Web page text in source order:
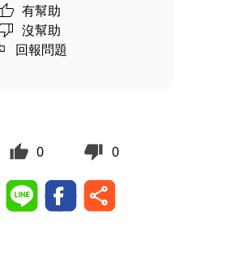
有幫助
沒幫助
回報問題
0 0